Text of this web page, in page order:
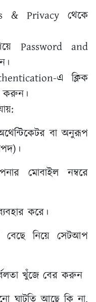
& Privacy থেকে
Password and
এ ক্লিক
করুন।
বা অনুরূপ
মোবাইল নম্বরে
করে।
নিয়ে সেটআপ
খুঁজে বের করুন